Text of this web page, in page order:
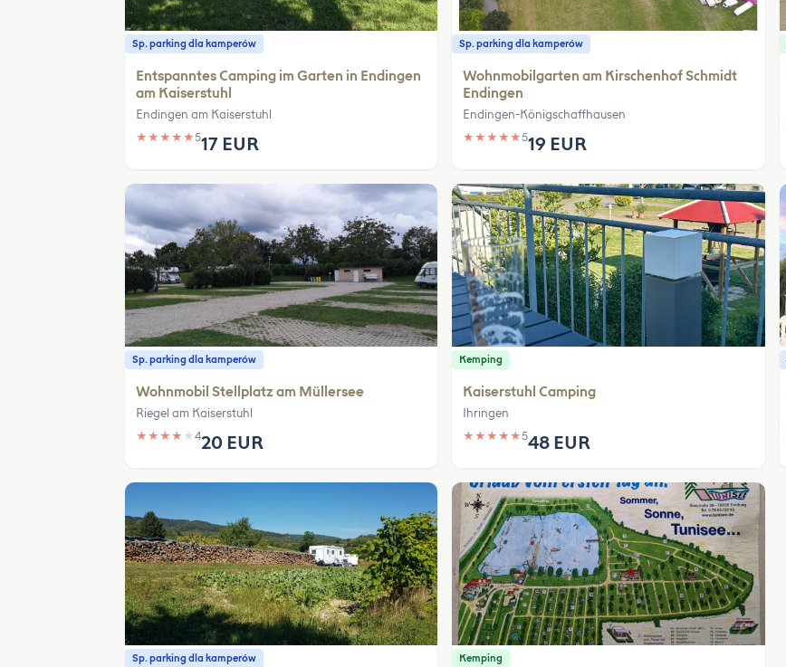
Sp. parking dla kamperów
Entspanntes Camping im Garten in Endingen
am Kaiserstuhl
Endingen am Kaiserstuhl
★ ★ ★ ★ ★517 EUR
Sp. parking dla kamperów
Wohnmobilgarten am Kirschenhof Schmidt
Endingen
Endingen-Königschaffhausen
★ ★ ★ ★ ★519 EUR
Sp. parking dla kamperów
Wohnmobil Stellplatz am Müllersee
Riegel am Kaiserstuhl
★ ★ ★ ★ ★ 420 EUR
Kemping
Kaiserstuhl Camping
Ihringen
★ ★ ★ ★ ★548 EUR
Sp. parking dla kamperów Kemping